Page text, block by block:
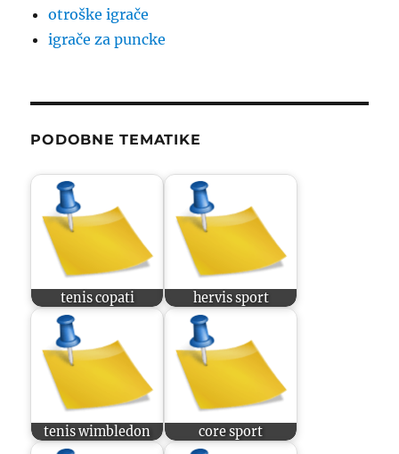
otroške igrače
igrače za puncke
PODOBNE TEMATIKE
tenis copati hervis sport
tenis wimbledon core sport